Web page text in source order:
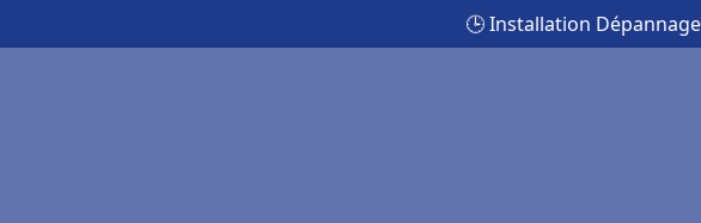
🕒 Installation